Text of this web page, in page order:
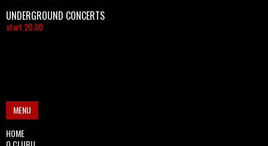
UNDERGROUND CONCERTS
start 20.00
MENU
HOME